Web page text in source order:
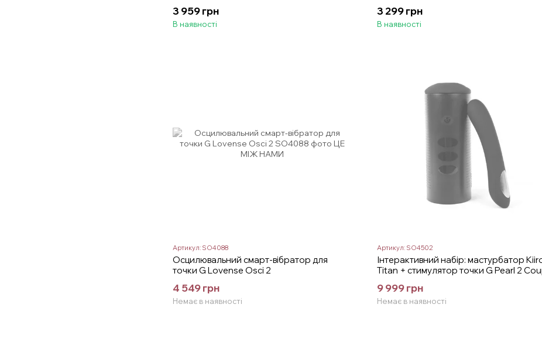
3 959 грн
В наявності
3 299 грн
В наявності
Артикул: SO4088
Осцилювальний смарт-вібратор для
точки G Lovense Osci 2
4 549 грн
Немає в наявності
Артикул: SO4502
Інтерактивний набір: мастурбатор
Titan + стимулятор точки G Pearl 2
9 999 грн
Немає в наявності